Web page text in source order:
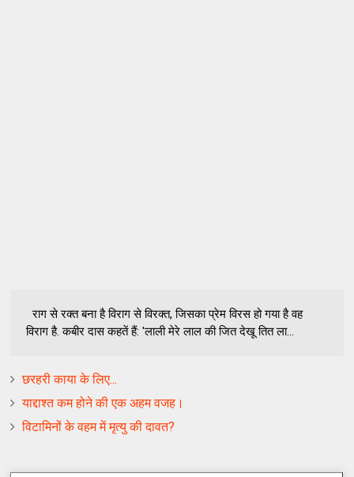
राग से रक्त बना है विराग से विरक्त, जिसका प्रेम विरस हो गया है वह
विराग है. कबीर दास कहतें हैं: 'लाली मेरे लाल की जित देखू तित ला...
छरहरी काया के लिए...
याद्दाश्‍त कम होने की एक अहम वजह।
विटामिनों के वहम में मृत्‍यु की दावत?